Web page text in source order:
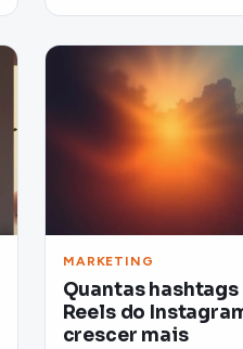
MARKETING
Quantas hashtags
Reels do
crescer mais